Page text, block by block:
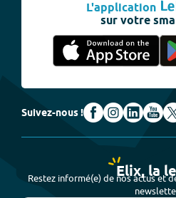
L'application
sur votre
Suivez-nous !
Elix, la
Restez informé(e) de nos actus et